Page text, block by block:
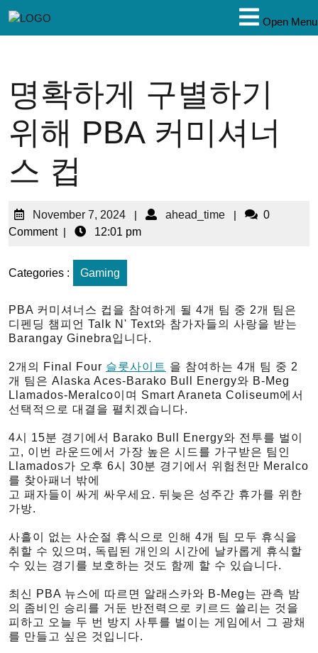
Open Menu
명확하게 구별하기
위해 PBA 커미셔너
스 컵
November 7, 2024 | ahead_time |
0
Comment | 12:01 pm
Categories : Gaming
PBA 커미셔너스 컵을 참여하게 될 4개 팀 중 2개 팀은
디펜딩 챔피언 Talk N' Text와 참가자들의 사랑을 받는
Barangay Ginebra입니다.
2개의 Final Four 슬롯사이트 을 참여하는 4개 팀 중 2
개 팀은 Alaska Aces-Barako Bull Energy와 B-Meg
Llamados-Meralco이며 Smart Araneta Coliseum에서
선택적으로 대결을 펼치겠습니다.
4시 15분 경기에서 Barako Bull Energy와 전투를 벌이
고, 이번 라운드에서 가장 높은 시드를 가구받은 팀인
Llamados가 오후 6시 30분 경기에서 위험천만 Meralco
를 찾아패너 밖에
고 패자들이 싸게 싸우세요. 뒤늦은 성주간 휴가를 위한
가방.
사흘이 없는 사순절 휴식으로 인해 4개 팀 모두 휴식을
취할 수 있으며, 독립된 개인의 시간에 날카롭게 휴식할
수 있는 경기를 보호하는 것도 함께 할 수 있습니다.
최신 PBA 뉴스에 따르면 알래스카와 B-Meg는 관측 밤
의 좀비인 승리를 거둔 반전력으로 키르드 쓸리는 것을
피하고 오늘 두 번 방지 사투를 벌이는 게임에서 그 광채
를 만들고 싶은 것입니다.